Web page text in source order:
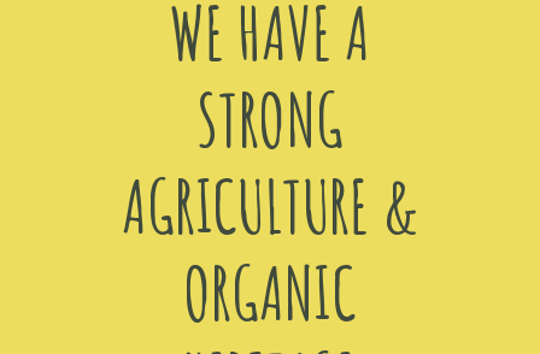
WE HAVE A
STRONG
AGRICULTURE &
ORGANIC